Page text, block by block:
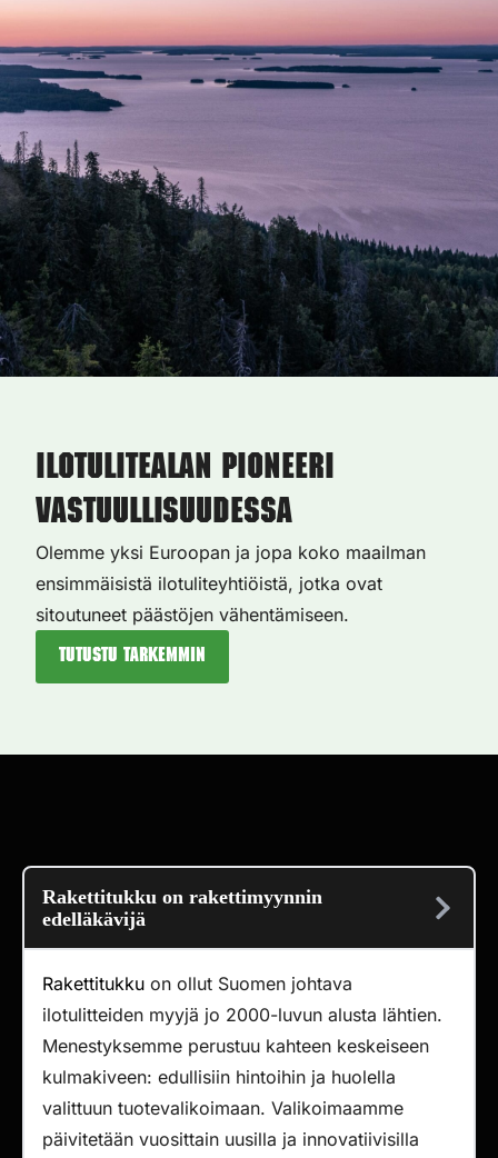
Ilotulitealan pioneeri
vastuullisuudessa
Olemme yksi Euroopan ja jopa koko maailman
ensimmäisistä ilotuliteyhtiöistä, jotka ovat
sitoutuneet päästöjen vähentämiseen.
Tutustu tarkemmin
Rakettitukku on rakettimyynnin
edelläkävijä
Rakettitukku on ollut Suomen johtava
ilotulitteiden myyjä jo 2000-luvun alusta lähtien.
Menestyksemme perustuu kahteen keskeiseen
kulmakiveen: edullisiin hintoihin ja huolella
valittuun tuotevalikoimaan. Valikoimaamme
päivitetään vuosittain uusilla ja innovatiivisilla